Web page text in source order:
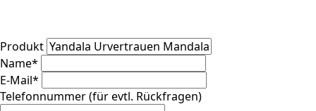
Produkt
Name*
E-Mail*
Telefonnummer (für evtl. Rückfragen)